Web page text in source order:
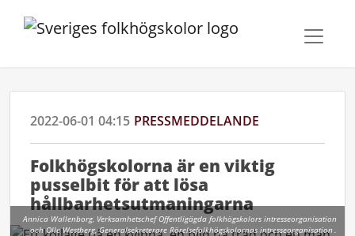
2022-06-01 04:15 PRESSMEDDELANDE
Folkhögskolorna är en viktig
pusselbit för att lösa
hållbarhetsutmaningarna
Annica Wallenborg, Verksamhetschef Offentligägda folkhögskolors intresseorganisation
och Olle Westberg, Generalsekreterare Rörelsefolkhögskolornas intresseorganisation .